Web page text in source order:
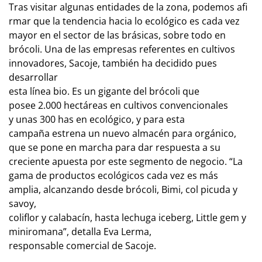
Tras visitar algunas entidades de la zona, podemos afi
rmar que la tendencia hacia lo ecológico es cada vez
mayor en el sector de las brásicas, sobre todo en
brócoli. Una de las empresas referentes en cultivos
innovadores, Sacoje, también ha decidido pues
desarrollar
esta línea bio. Es un gigante del brócoli que
posee 2.000 hectáreas en cultivos convencionales
y unas 300 has en ecológico, y para esta
campaña estrena un nuevo almacén para orgánico,
que se pone en marcha para dar respuesta a su
creciente apuesta por este segmento de negocio. “La
gama de productos ecológicos cada vez es más
amplia, alcanzando desde brócoli, Bimi, col picuda y
savoy,
coliflor y calabacín, hasta lechuga iceberg, Little gem y
miniromana”, detalla Eva Lerma,
responsable comercial de Sacoje.